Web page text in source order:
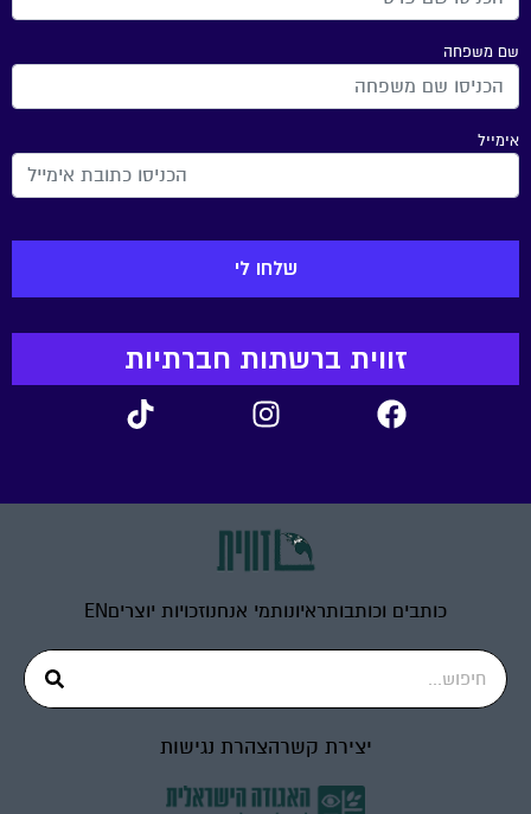
שם משפחה
אימייל
זווית ברשתות חברתיות
כותבים וכותבותראיונותמי אנחנוזכויות יוצריםEN
יצירת קשרהצהרת נגישות